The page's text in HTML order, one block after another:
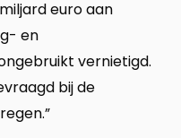
euro aan
en
vernietigd.
bij de